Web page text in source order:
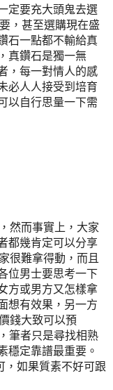
定要充大頭鬼去選
，甚至選購現在盛
石一點都不輸給真
真鑽石是獨一無
，每一對情人的感
必人人接受到培育
以自行思量一下需
然而事實上，大家
都幾肯定可以分享
很難拿得動 ，而且
位男士要思考一下
方或男方又怎樣拿
想有效果，另一方
錢大致可以預
筆者只是尋找相熟
穩定靠譜最重要。
如果質素不好可跟